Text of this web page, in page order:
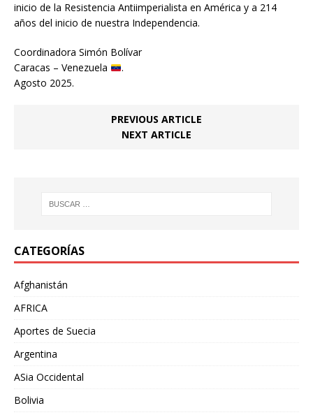
inicio de la Resistencia Antiimperialista en América y a 214
años del inicio de nuestra Independencia.
Coordinadora Simón Bolívar
Caracas – Venezuela
.
Agosto 2025.
PREVIOUS ARTICLE
NEXT ARTICLE
CATEGORÍAS
Afghanistán
AFRICA
Aportes de Suecia
Argentina
ASia Occidental
Bolivia